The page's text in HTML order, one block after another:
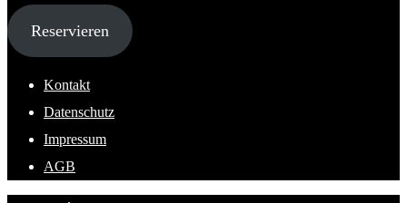
Reservieren
Kontakt
Datenschutz
Impressum
AGB